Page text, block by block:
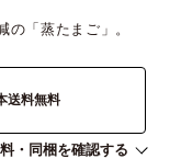
「蒸たまご」。
送料無料
・同梱を確認する